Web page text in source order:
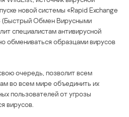
новой системы «Rapid Exchange
(Быстрый Обмен Вирусными
специалистам антивирусной
обмениваться образцами вирусов
очередь, позволит всем
во всем мире объединить их
пользователей от угрозы
вирусов.